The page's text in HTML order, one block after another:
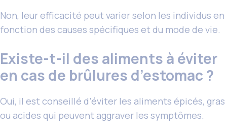
Non, leur efficacité peut varier selon les individus en
fonction des causes spécifiques et du mode de vie.
Existe-t-il des aliments à éviter
en cas de brûlures d’estomac ?
Oui, il est conseillé d’éviter les aliments épicés, gras
ou acides qui peuvent aggraver les symptômes.